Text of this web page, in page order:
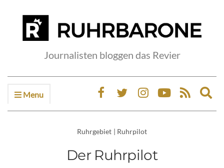
Journalisten bloggen das Revier
Menu
Ruhrgebiet | Ruhrpilot
Der Ruhrpilot